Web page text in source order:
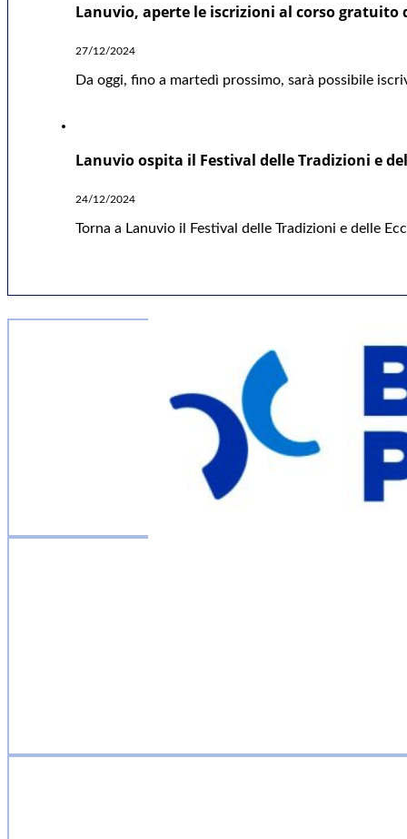
Lanuvio, aperte le iscrizioni al corso
27/12/2024
Da oggi, fino a martedì prossimo, sarà possibile
Lanuvio ospita il Festival delle Tradizioni e
24/12/2024
Torna a Lanuvio il Festival delle Tradizioni e delle